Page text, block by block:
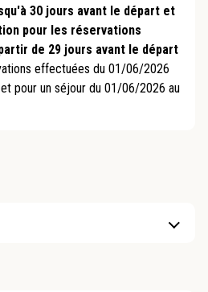
30 jours avant le départ et
pour les réservations
de 29 jours avant le départ
effectuées du 01/06/2026
pour un séjour du 01/06/2026 au